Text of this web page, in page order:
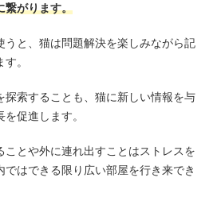
繋がります。
うと、猫は問題解決を楽しみながら記
。
探索することも、猫に新しい情報を与
促進します。
ことや外に連れ出すことはストレスを
はできる限り広い部屋を行き来でき